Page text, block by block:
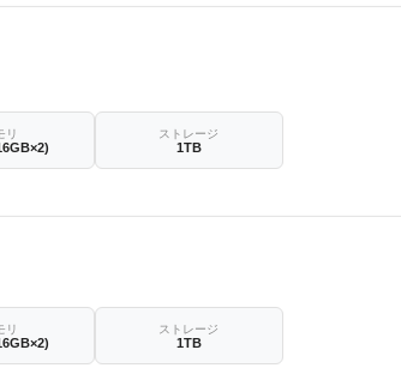
リ ストレージ
1TB
リ ストレージ
1TB